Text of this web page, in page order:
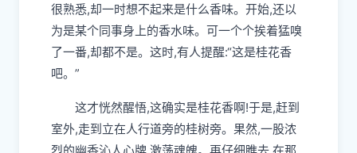
很熟悉,却一时想不起来是什么香味。开始,还以
为是某个同事身上的香水味。可一个个挨着猛嗅
了一番,却都不是。这时,有人提醒:“这是桂花香
吧。”
这才恍然醒悟,这确实是桂花香啊!于是,赶到
室外,走到立在人行道旁的桂树旁。果然,一股浓
烈的幽香沁人心牌,激荡魂魄。再仔细瞧去,在那